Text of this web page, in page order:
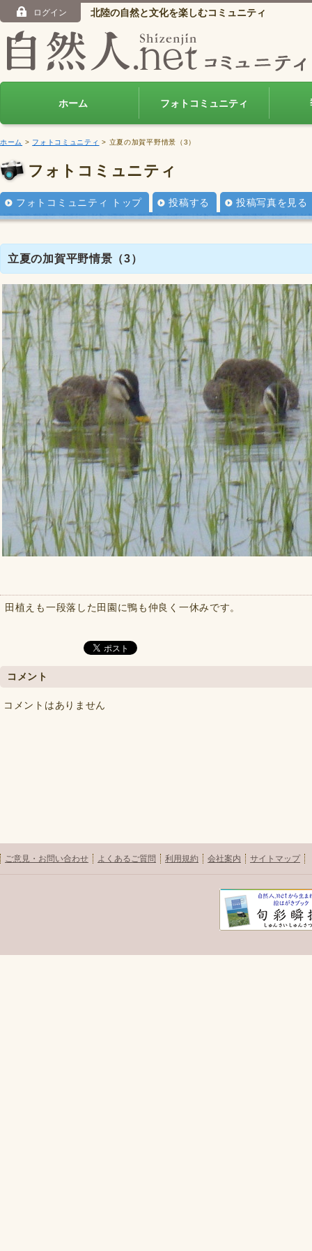
ログイン 北陸の自然と文化を楽しむコミュニティ
ホーム フォトコミュニティ
ホーム > フォトコミュニティ > 立夏の加賀平野情景（3）
フォトコミュニティ
フォトコミュニティ トップ 投稿する 投稿写真を見る
立夏の加賀平野情景（3）
田植えも一段落した田園に鴨も仲良く一休みです。
コメント
コメントはありません
ご意見・お問い合わせ よくあるご質問 利用規約 会社案内 サイトマップ